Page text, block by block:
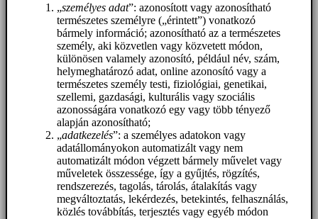
„személyes adat”: azonosított vagy azonosítható
természetes személyre („érintett”) vonatkozó
bármely információ; azonosítható az a természetes
személy, aki közvetlen vagy közvetett módon,
különösen valamely azonosító, például név, szám,
helymeghatározó adat, online azonosító vagy a
természetes személy testi, fiziológiai, genetikai,
szellemi, gazdasági, kulturális vagy szociális
azonosságára vonatkozó egy vagy több tényező
alapján azonosítható;
„adatkezelés”: a személyes adatokon vagy
adatállományokon automatizált vagy nem
automatizált módon végzett bármely művelet vagy
műveletek összessége, így a gyűjtés, rögzítés,
rendszerezés, tagolás, tárolás, átalakítás vagy
megváltoztatás, lekérdezés, betekintés, felhasználás,
közlés továbbítás, terjesztés vagy egyéb módon